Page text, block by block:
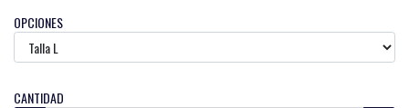
OPCIONES
CANTIDAD